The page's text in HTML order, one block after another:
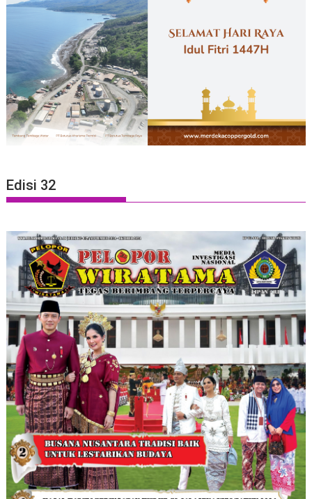
Edisi 32